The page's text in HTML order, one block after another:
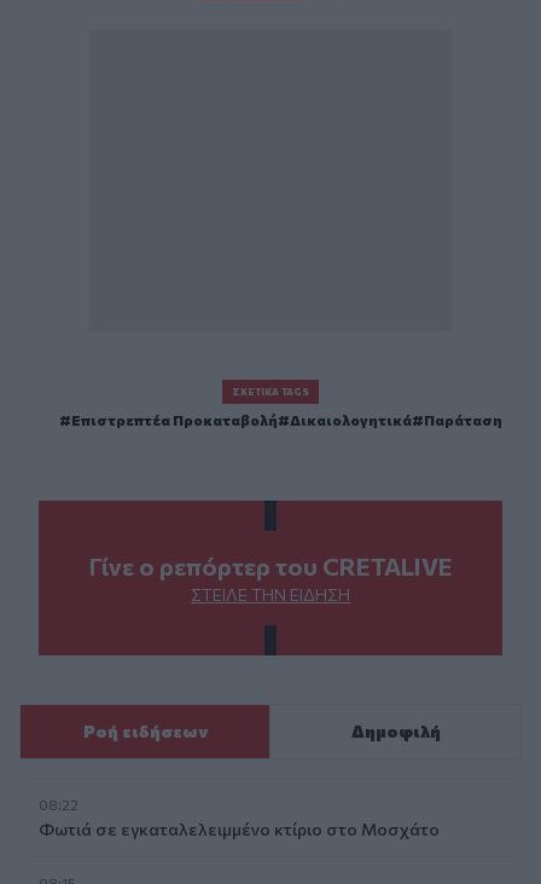
ΣΧΕΤΙΚΆ TAGS
Επιστρεπτέα Προκαταβολή Δικαιολογητικά Παράταση
Γίνε ο ρεπόρτερ του CRETALIVE
ΣΤΕΊΛΕ ΤΗΝ ΕΊΔΗΣΗ
Ροή ειδήσεων Δημοφιλή
08:22
Φωτιά σε εγκαταλελειμμένο κτίριο στο Μοσχάτο